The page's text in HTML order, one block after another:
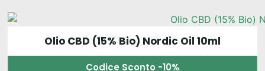
Olio CBD (15% Bio) Nordic Oil 10ml
Codice Sconto -10%